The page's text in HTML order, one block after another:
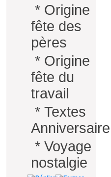
* Origine
fête des
pères
* Origine
fête du
travail
* Textes
Anniversaire
* Voyage
nostalgie